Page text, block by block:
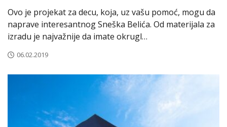
Ovo je projekat za decu, koja, uz vašu pomoć, mogu da
naprave interesantnog Sneška Belića. Od materijala za
izradu je najvažnije da imate okrugl…
06.02.2019